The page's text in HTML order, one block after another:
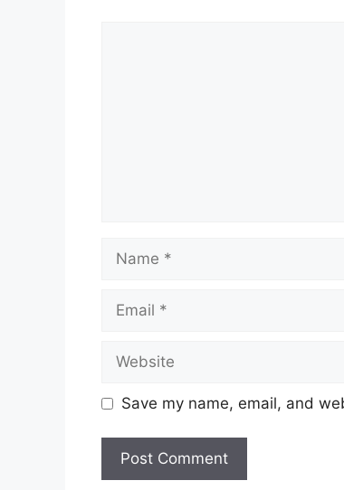
Save my name, email, and